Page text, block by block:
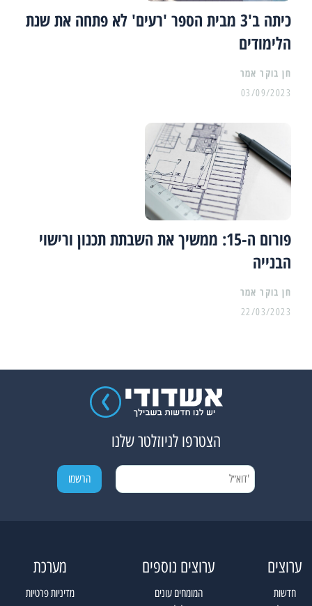
כיתה ב'3 מבית הספר 'רעים' לא פתחה את שנת
הלימודים
03/09/2023
פורום ה-15: ממשיך את השבתת תכנון ורישוי
הבנייה
22/03/2023
הצטרפו לניוזלטר שלנו
ערוצים
חדשות
ערוצים נוספים
המומחים עונים
מערכת
מדיניות פרטיות